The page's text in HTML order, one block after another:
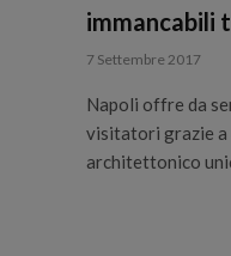
immancabili
7 Settembre 2017
Napoli offre da
visitatori grazie a
architettonico